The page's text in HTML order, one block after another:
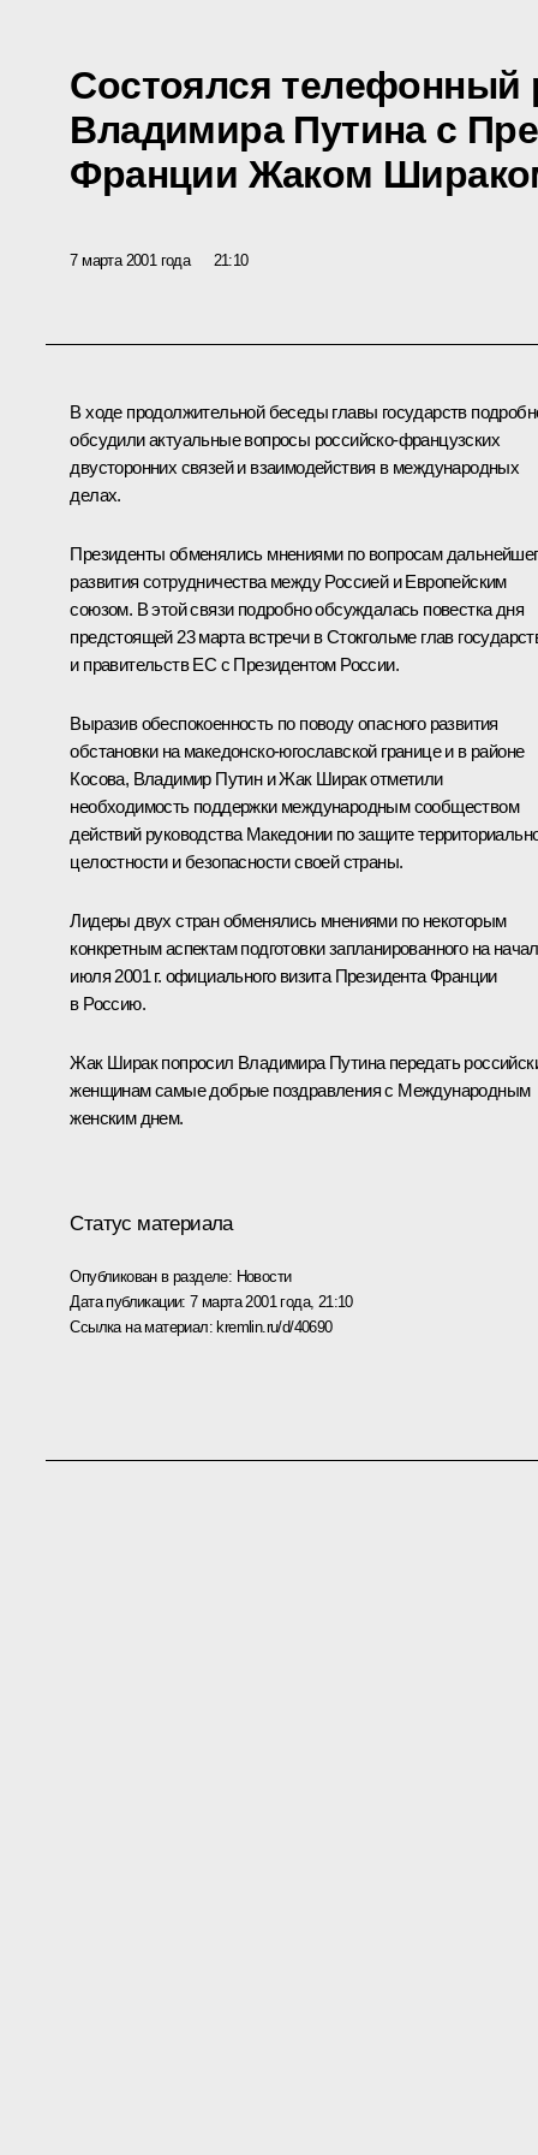
Состоялся телефонный
Владимира Путина с
Франции Жаком
7 марта 2001 года 21:10
В ходе продолжительной беседы главы государств
обсудили актуальные вопросы российско-французских
двусторонних связей и взаимодействия в международных
делах.
Президенты обменялись мнениями по вопросам
развития сотрудничества между Россией и Европейским
союзом. В этой связи подробно обсуждалась повестка дня
предстоящей 23 марта встречи в Стокгольме глав
и правительств ЕС с Президентом России.
Выразив обеспокоенность по поводу опасного развития
обстановки на македонско-югославской границе и в районе
Косова, Владимир Путин и Жак Ширак отметили
необходимость поддержки международным сообществом
действий руководства Македонии по защите
целостности и безопасности своей страны.
Лидеры двух стран обменялись мнениями по некоторым
конкретным аспектам подготовки запланированного на
июля 2001 г. официального визита Президента Франции
в Россию.
Жак Ширак попросил Владимира Путина передать
женщинам самые добрые поздравления с Международным
женским днем.
Статус материала
Опубликован в разделе: Новости
Дата публикации:7 марта 2001 года, 21:10
Ссылка на материал:kremlin.ru/d/40690